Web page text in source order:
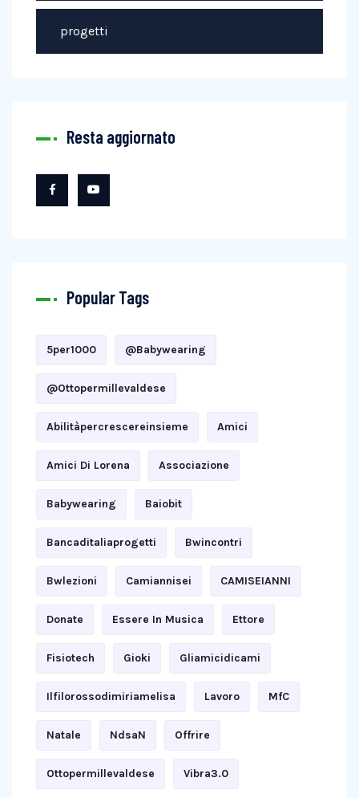
progetti
Resta aggiornato
Popular Tags
5per1000 @babywearing
@ottopermillevaldese
Abilitàpercrescereinsieme Amici
Amici Di Lorena Associazione
Babywearing Baiobit
Bancaditaliaprogetti Bwincontri
Bwlezioni Camiannisei CAMISEIANNI
Donate Essere In Musica Ettore
Fisiotech Gioki Gliamicidicami
Ilfilorossodimiriamelisa Lavoro MfC
Natale NdsaN Offrire
Ottopermillevaldese Vibra3.0